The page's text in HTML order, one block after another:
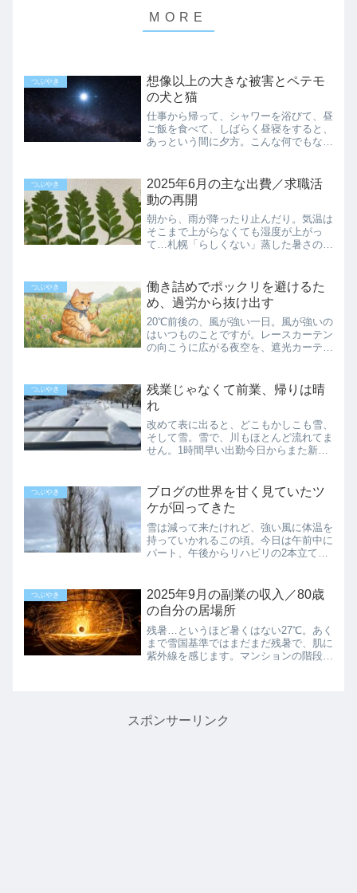
つぶやき
想像以上の大きな被害とペテモ
の犬と猫
仕事から帰って、シャワーを浴びて、昼
ご飯を食べて、しばらく昼寝をすると、
あっという間に夕方。こんな何でもない
熊本の地震、そしてイオンモール熊本の
爆発事故の映像をあちこち...
つぶやき
2025年6月の主な出費／求職活
動の再開
朝から、雨が降ったり止んだり。気温は
そこまで上がらなくても湿度が上がっ
て…札幌「らしくない」蒸した暑さの一
も出来なかった、充実感の無い年は近年
ありません。残り半年で、ど...
つぶやき
働き詰めでポックリを避けるた
め、過労から抜け出す
20℃前後の、風が強い一日。風が強いの
はいつものことですが。レースカーテン
の向こうに広がる夜空を、遮光カーテン
ら帰って、あれをやろう、これをやろう
と、いつも思っているけ...
つぶやき
残業じゃなくて前業、帰りは晴
れ
改めて表に出ると、どこもかしこも雪、
そして雪。雪で、川もほとんど流れてま
せん。1時間早い出勤今日からまた新た
の空模様です。いつもの通勤路の雪がほ
とんど片付いてない雰囲気...
つぶやき
ブログの世界を甘く見ていたツ
ケが回ってきた
雪は減って来たけれど、強い風に体温を
持っていかれるこの頃。今日は午前中に
パート、午後からリハビリの2本立て。
のですが、２月は大雪のせいでリハビリ
に来られなかった患者さん...
つぶやき
2025年9月の副業の収入／80歳
の自分の居場所
残暑…というほど暑くはない27℃。あく
まで雪国基準ではまだまだ残暑で、肌に
紫外線を感じます。マンションの階段を
スポンサーリンク